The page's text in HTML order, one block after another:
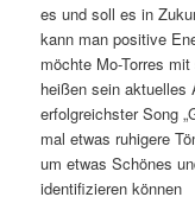
es und soll es in
kann man positive
möchte Mo-Torres
heißen sein aktuelles
erfolgreichster Song
mal etwas ruhigere
um etwas Schönes
identifizieren können